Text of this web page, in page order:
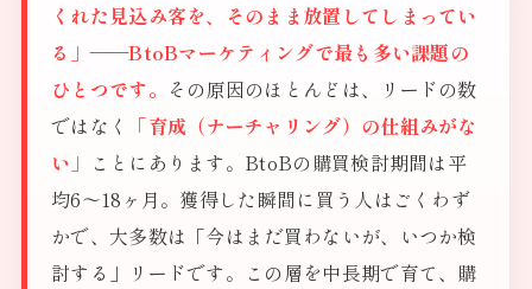
くれた見込み客を、そのまま放置してしまってい
る」——BtoBマーケティングで最も多い課題の
ひとつです。 その原因のほとんどは、リードの数
ではなく
「育成（ナーチャリング）の仕組みがな
い」 ことにあります。BtoBの購買検討期間は平
均6〜18ヶ月。獲得した瞬間に買う人はごくわず
かで、大多数は「今はまだ買わないが、いつか検
討する」リードです。この層を中長期で育て、購